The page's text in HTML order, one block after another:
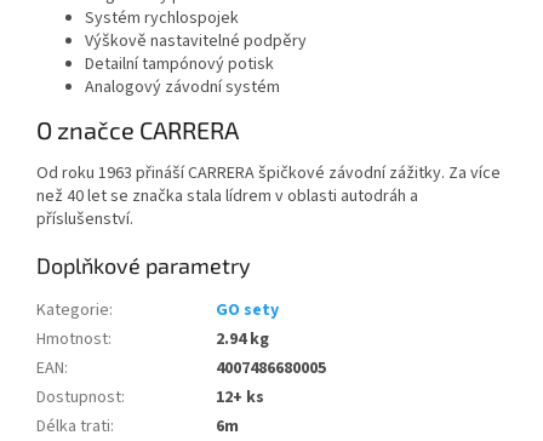
Systém rychlospojek
Výškově nastavitelné podpěry
Detailní tampónový potisk
Analogový závodní systém
O značce CARRERA
Od roku 1963 přináší CARRERA špičkové závodní zážitky. Za více
než 40 let se značka stala lídrem v oblasti autodráh a
příslušenství.
Doplňkové parametry
Kategorie:
GO sety
Hmotnost:
2.94 kg
EAN:
4007486680005
Dostupnost:
12+ ks
Délka trati:
6m